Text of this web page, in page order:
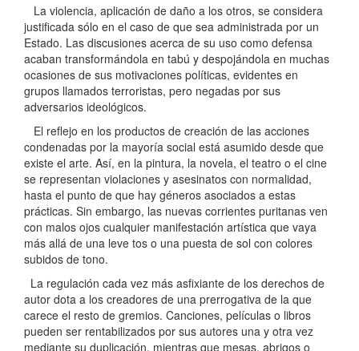
La violencia, aplicación de daño a los otros, se considera
justificada sólo en el caso de que sea administrada por un
Estado. Las discusiones acerca de su uso como defensa
acaban transformándola en tabú y despojándola en muchas
ocasiones de sus motivaciones políticas, evidentes en
grupos llamados terroristas, pero negadas por sus
adversarios ideológicos.
El reflejo en los productos de creación de las acciones
condenadas por la mayoría social está asumido desde que
existe el arte. Así, en la pintura, la novela, el teatro o el cine
se representan violaciones y asesinatos con normalidad,
hasta el punto de que hay géneros asociados a estas
prácticas. Sin embargo, las nuevas corrientes puritanas ven
con malos ojos cualquier manifestación artística que vaya
más allá de una leve tos o una puesta de sol con colores
subidos de tono.
La regulación cada vez más asfixiante de los derechos de
autor dota a los creadores de una prerrogativa de la que
carece el resto de gremios. Canciones, películas o libros
pueden ser rentabilizados por sus autores una y otra vez
mediante su duplicación, mientras que mesas, abrigos o